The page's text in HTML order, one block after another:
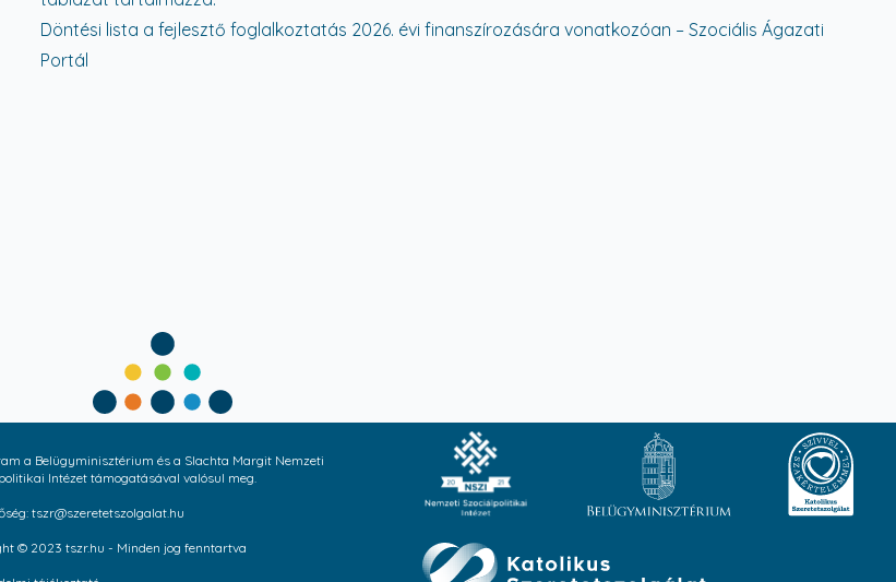
Döntési lista a fejlesztő foglalkoztatás 2026. évi finanszírozására vonatkozóan – Szociális Ágazati
Portál
a Belügyminisztérium és a Slachta Margit Nemzeti
Intézet támogatásával valósul meg.
tszr@szeretetszolgalat.hu
© 2023 tszr.hu - Minden jog fenntartva